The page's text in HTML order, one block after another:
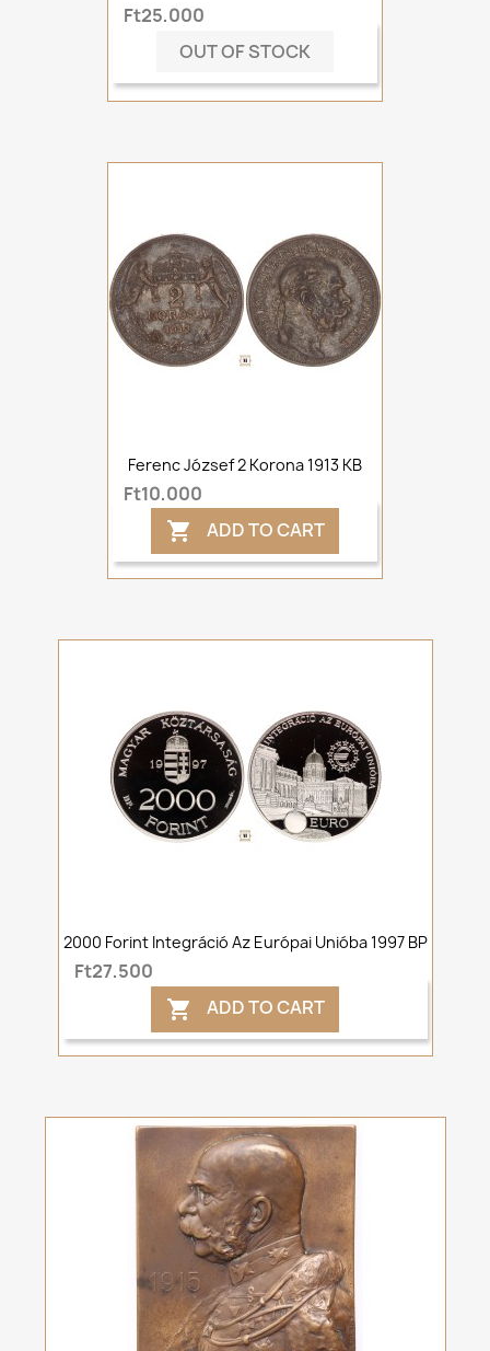
Ft25,000
OUT OF STOCK
Ferenc József 2 Korona 1913 KB
Ft10,000
 ADD TO CART
2000 Forint Integráció Az Európai Unióba 1997 BP
Ft27,500
 ADD TO CART